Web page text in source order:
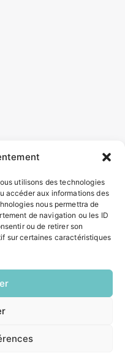
utilisons des technologies
accéder aux informations des
nous permettra de
de navigation ou les ID
ou de retirer son
sur certaines caractéristiques